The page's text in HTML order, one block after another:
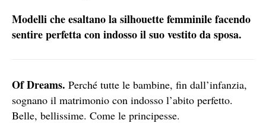
Modelli che esaltano la silhouette femminile facendo
sentire perfetta con indosso il suo vestito da sposa.
Of Dreams. Perché tutte le bambine, fin dall’infanzia,
sognano il matrimonio con indosso l’abito perfetto.
Belle, bellissime. Come le principesse.